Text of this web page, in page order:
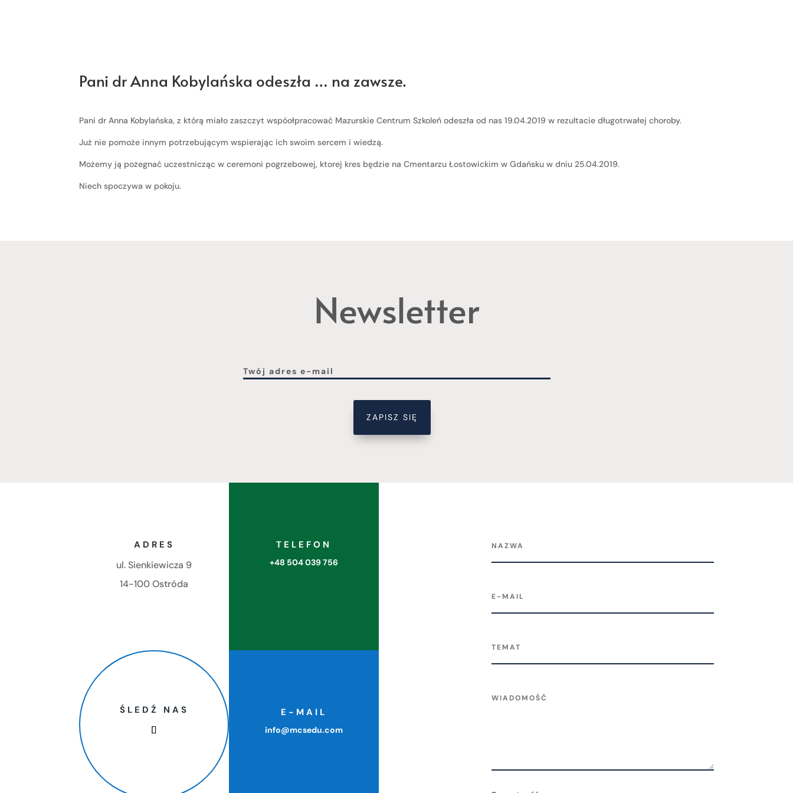
Pani dr Anna Kobylańska odeszła … na zawsze.
Pani dr Anna Kobylańska, z którą miało zaszczyt wspóołpracować Mazurskie Centrum Szkoleń odeszła od nas 19.04.2019 w rezultacie długotrwałej choroby.
Już nie pomoże innym potrzebującym wspierając ich swoim sercem i wiedzą.
Możemy ją pożegnać uczestnicząc w ceremoni pogrzebowej, ktorej kres będzie na Cmentarzu Łostowickim w Gdańsku w dniu 25.04.2019.
Niech spoczywa w pokoju.
Newsletter
ZAPISZ SIĘ
ADRES
ul. Sienkiewicza 9
14-100 Ostróda
TELEFON
+48 504 039 756
ŚLEDŹ NAS E-MAIL
info@mcsedu.com